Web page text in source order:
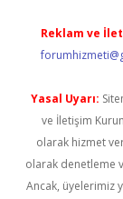
Reklam ve
Yasal Uyarı:
ve İletişim
olarak hizmet
olarak denetleme
Ancak, üyelerimiz